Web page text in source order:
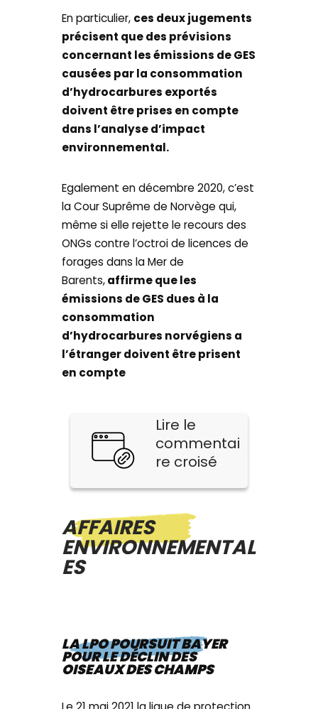
En particulier, ces deux jugements
précisent que des prévisions
concernant les émissions de GES
causées par la consommation
d’hydrocarbures exportés
doivent être prises en compte
dans l’analyse d’impact
environnemental.
Egalement en décembre 2020, c’est
la Cour Suprême de Norvège qui,
même si elle rejette le recours des
ONGs contre l’octroi de licences de
forages dans la Mer de
Barents,affirme que les
émissions de GES dues à la
consommation
d’hydrocarbures norvégiens a
l’étranger doivent être prisent
en compte
Lire le
commentai
re croisé
AFFAIRES
ENVIRONNEMENTAL
ES
LA LPO POURSUIT BAYER
POUR LE DÉCLIN DES
OISEAUX DES CHAMPS